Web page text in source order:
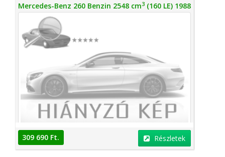
Mercedes-Benz 260 Benzin 2548 cm3 (160 LE) 1988
309 690 Ft. Részletek